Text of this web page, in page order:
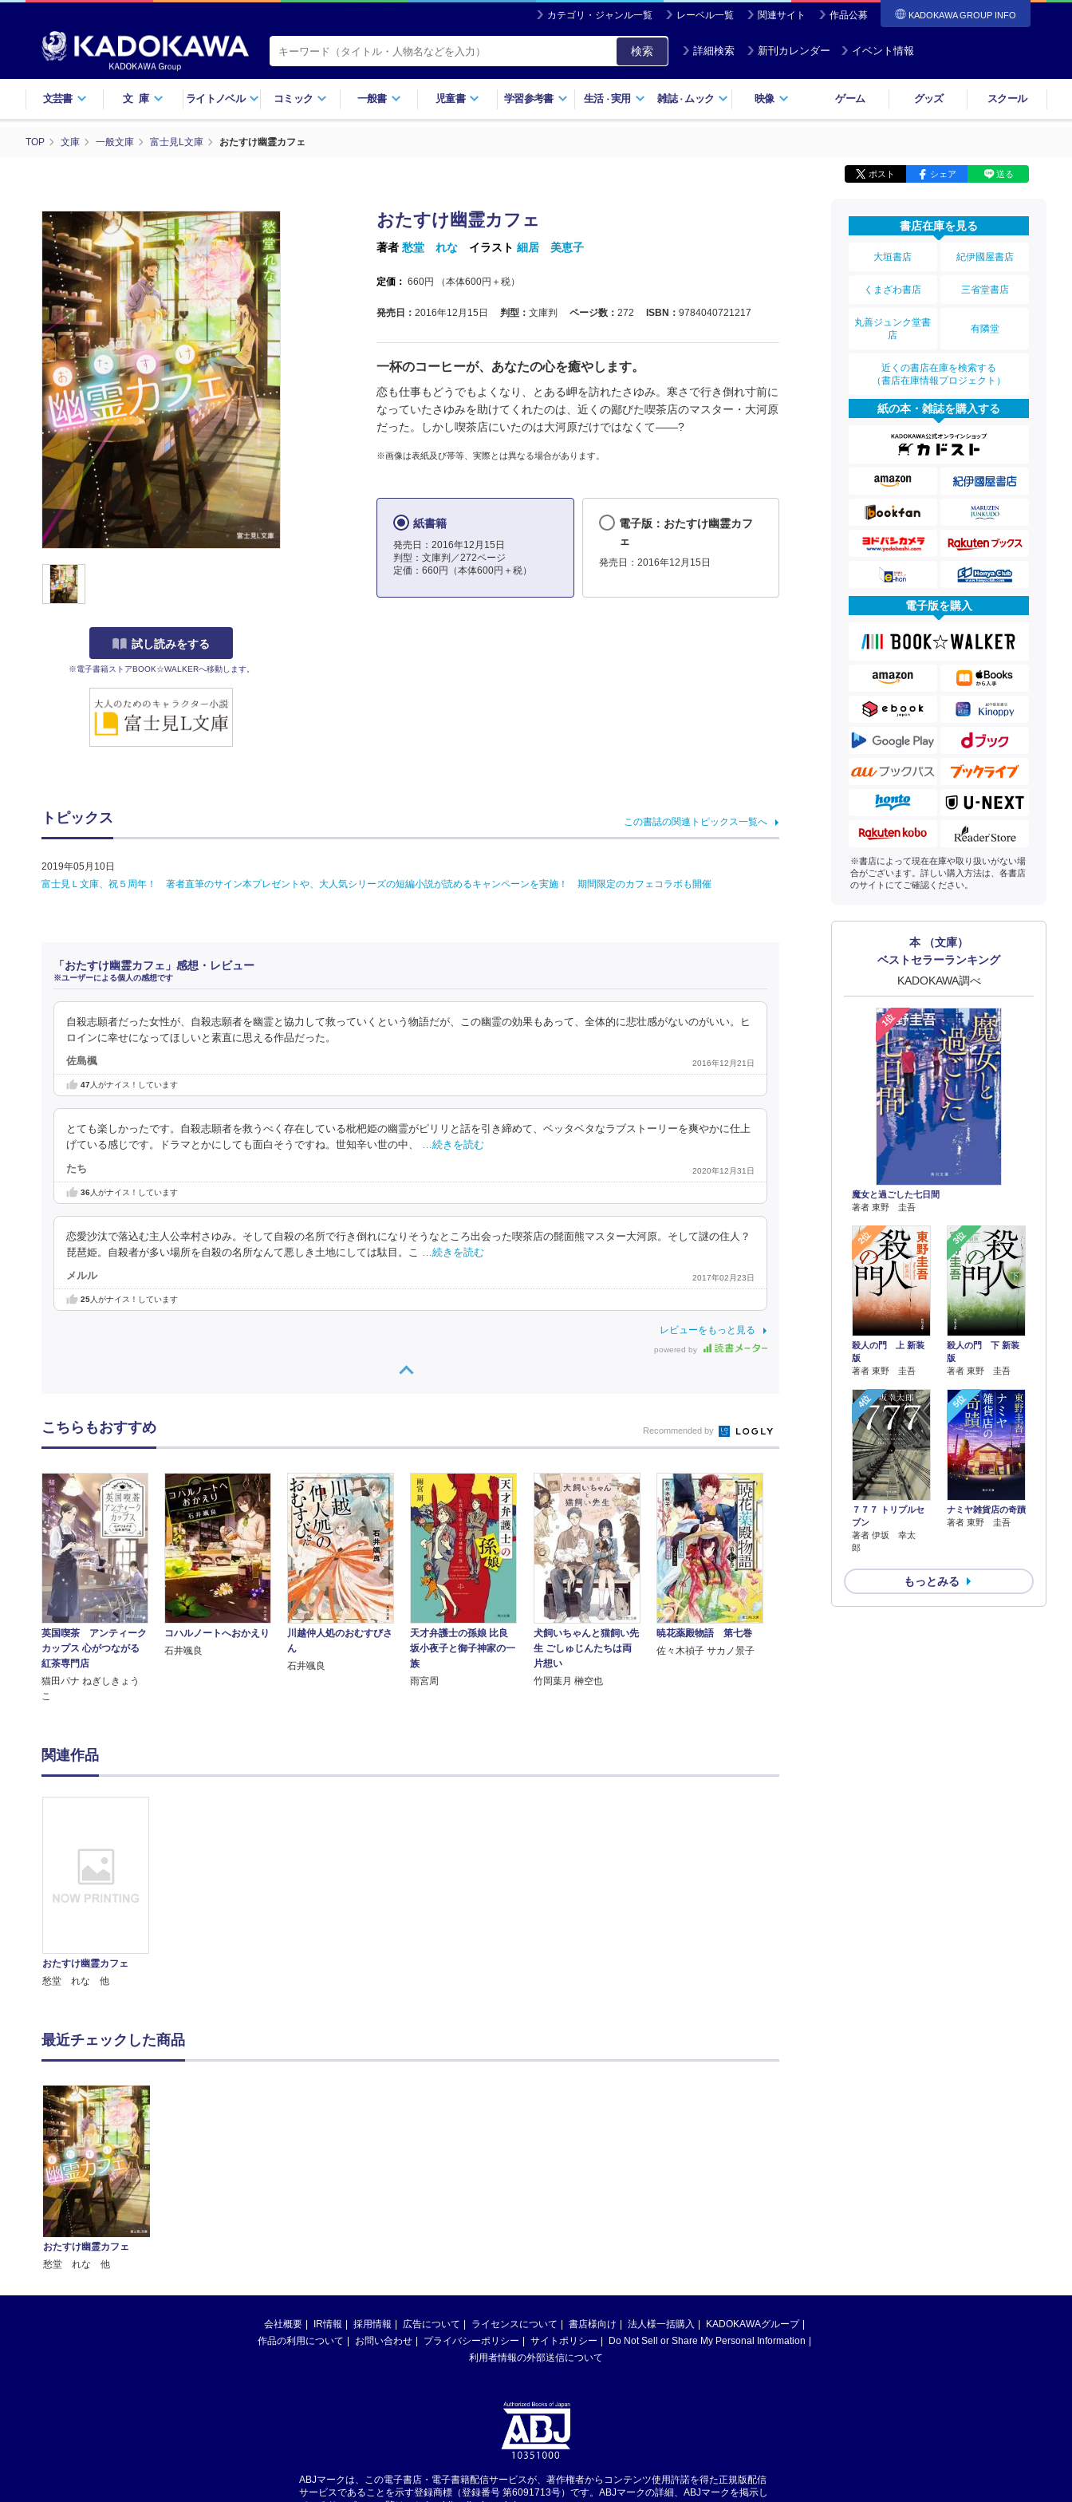
カテゴリ・ジャンル一覧 レーベル一覧 関連サイト 作品公募 KADOKAWA GROUP INFO
検索 詳細検索 新刊カレンダー イベント情報
文芸書 文庫 ライトノベル コミック 一般書 児童書 学習参考書 生活・実用 雑誌・ ムック 映像 ゲーム グッズ スクール
TOP 文庫 一般文庫 富士見L文庫 おたすけ幽霊カフェ
ポスト シェア 送る
試し読みをする
※電子書籍ストアBOOK☆WALKERへ移動します。
おたすけ幽霊カフェ
著者 愁堂 れな イラスト 細居 美恵子
定価： 660円 （本体600円＋税）
発売日： 2016年12月15日 判型： 文庫判 ページ数： 272 ISBN： 9784040721217
一杯のコーヒーが、あなたの心を癒やします。
恋も仕事もどうでもよくなり、とある岬を訪れたさゆみ。寒さで行き倒れ寸前に
なっていたさゆみを助けてくれたのは、近くの鄙びた喫茶店のマスター・大河原
だった。しかし喫茶店にいたのは大河原だけではなくて――?
※画像は表紙及び帯等、実際とは異なる場合があります。
紙書籍
発売日：2016年12月15日
判型：文庫判／272ページ
定価：660円（本体600円＋税）
電子版：おたすけ幽霊カフ
ェ
発売日：2016年12月15日
トピックス この書誌の関連トピックス一覧へ
2019年05月10日
富士見Ｌ文庫、祝５周年！ 著者直筆のサイン本プレゼントや、大人気シリーズの短編小説が読めるキャンペーンを実施！ 期間限定のカフェコラボも開催
「おたすけ幽霊カフェ」感想・レビュー
※ユーザーによる個人の感想です
自殺志願者だった女性が、自殺志願者を幽霊と協力して救っていくという物語だが、この幽霊の効果もあって、全体的に悲壮感がないのがいい。ヒ
ロインに幸せになってほしいと素直に思える作品だった。
佐島楓 2016年12月21日
47人がナイス！しています
とても楽しかったです。自殺志願者を救うべく存在している枇杷姫の幽霊がピリリと話を引き締めて、ベッタベタなラブストーリーを爽やかに仕上
げている感じです。ドラマとかにしても面白そうですね。世知辛い世の中、
…続きを読む
たち 2020年12月31日
36人がナイス！しています
恋愛沙汰で落込む主人公幸村さゆみ。そして自殺の名所で行き倒れになりそうなところ出会った喫茶店の髭面熊マスター大河原。そして謎の住人？
琵琶姫。自殺者が多い場所を自殺の名所なんて悪しき土地にしては駄目。こ …続きを読む
メルル 2017年02月23日
25人がナイス！しています
レビューをもっと見る
powered by
書店在庫を見る
大垣書店 紀伊國屋書店
くまざわ書店 三省堂書店
丸善ジュンク堂書
店
有隣堂
近くの書店在庫を検索する
（書店在庫情報プロジェクト）
紙の本・雑誌を購入する
電子版を購入
※書店によって現在在庫や取り扱いがない場
合がございます。詳しい購入方法は、各書店
のサイトにてご確認ください。
本 （文庫）
ベストセラーランキング
KADOKAWA調べ
1位
魔女と過ごした七日間
著者 東野 圭吾
2位
殺人の門 上 新装
版
著者 東野 圭吾
3位
殺人の門 下 新装
版
著者 東野 圭吾
4位
７７７ トリプルセ
ブン
著者 伊坂 幸太
郎
5位
ナミヤ雑貨店の奇蹟
著者 東野 圭吾
もっとみる
こちらもおすすめ Recommended by
英国喫茶 アンティーク
カップス 心がつながる
紅茶専門店
猫田パナ ねぎしきょう
こ
コハルノートへおかえり
石井颯良
川越仲人処のおむすびさ
ん
石井颯良
天才弁護士の孫娘 比良
坂小夜子と御子神家の一
族
雨宮周
犬飼いちゃんと猫飼い先
生 ごしゅじんたちは両
片想い
竹岡葉月 榊空也
暁花薬殿物語 第七巻
佐々木禎子 サカノ景子
関連作品
おたすけ幽霊カフェ
愁堂 れな 他
最近チェックした商品
おたすけ幽霊カフェ
愁堂 れな 他
会社概要 IR情報 採用情報 広告について ライセンスについて 書店様向け 法人様一括購入
KADOKAWAグループ
作品の利用について
お問い合わせ プライバシーポリシー サイトポリシー
Do Not Sell or Share My Personal Information
利用者情報の外部送信について
ABJマークは、この電子書店・電子書籍配信サービスが、著作権者からコンテンツ使用許諾を得た正規版配信
サービスであることを示す登録商標（登録番号 第6091713号）です。ABJマークの詳細、ABJマークを掲示し